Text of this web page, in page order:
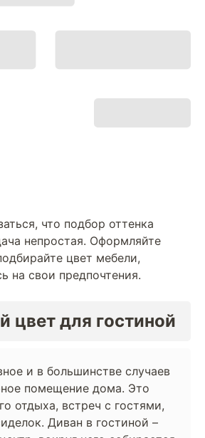
что подбор оттенка
непростая. Оформляйте
цвет мебели,
на свои предпочтения.
цвет для гостиной
и в большинстве случаев
помещение дома. Это
отдыха, встреч с гостями,
Диван в гостиной –